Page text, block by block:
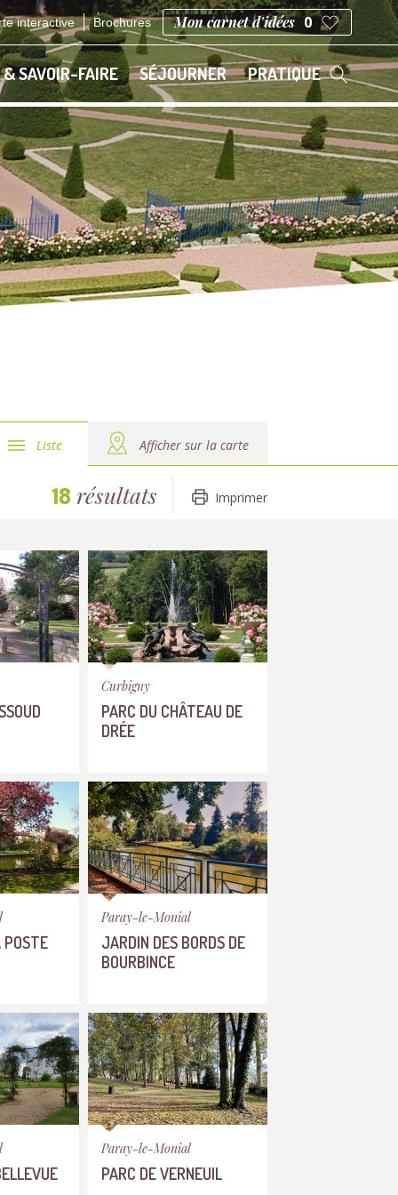
interactive Brochures Mon carnet d'idées 0
& SAVOIR-FAIRE SÉJOURNER PRATIQUE
Liste Afficher sur la carte
18 résultats Imprimer
Curbigny
PARC DU CHÂTEAU DE
DRÉE
POSTE
Paray-le-Monial
JARDIN DES BORDS DE
BOURBINCE
Paray-le-Monial
PARC DE VERNEUIL